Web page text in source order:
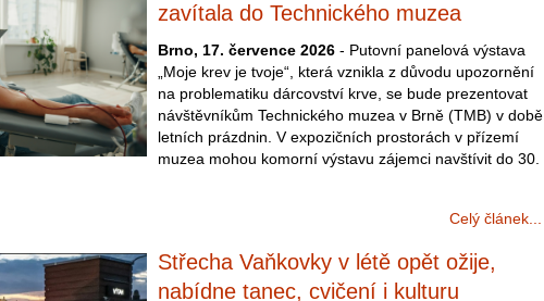
zavítala do Technického muzea
Brno, 17. července 2026 - Putovní panelová výstava
„Moje krev je tvoje“, která vznikla z důvodu upozornění
na problematiku dárcovství krve, se bude prezentovat
návštěvníkům Technického muzea v Brně (TMB) v době
letních prázdnin. V expozičních prostorách v přízemí
muzea mohou komorní výstavu zájemci navštívit do 30.
Celý článek...
Střecha Vaňkovky v létě opět ožije,
nabídne tanec, cvičení i kulturu